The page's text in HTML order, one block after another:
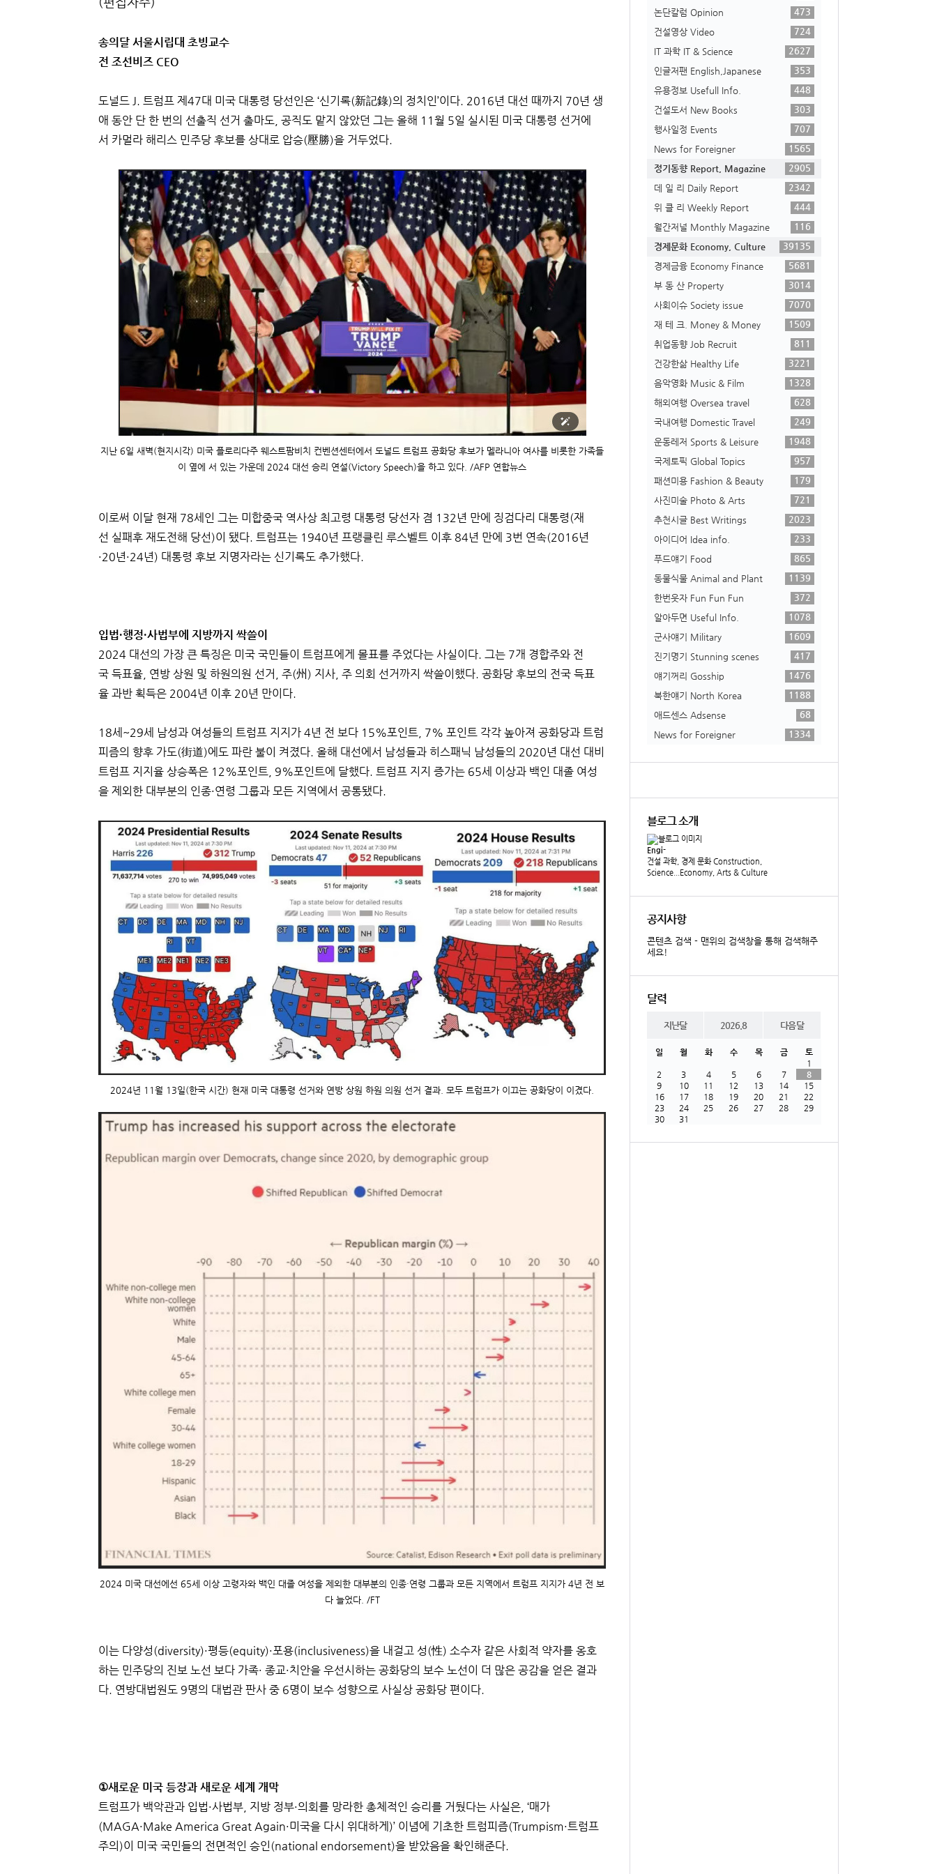
송의달 서울시립대 초빙교수
전 조선비즈 CEO
도널드 J. 트럼프 제47대 미국 대통령 당선인은 ‘신기록(新記錄)의 정치인’이다. 2016년 대선 때까지 70년 생
애 동안 단 한 번의 선출직 선거 출마도, 공직도 맡지 않았던 그는 올해 11월 5일 실시된 미국 대통령 선거에
서 카멀라 해리스 민주당 후보를 상대로 압승(壓勝)을 거두었다.
지난 6일 새벽(현지시각) 미국 플로리다주 웨스트팜비치 컨벤션센터에서 도널드 트럼프 공화당 후보가 멜라니아 여사를 비롯한 가족들
이 옆에 서 있는 가운데 2024 대선 승리 연설(Victory Speech)을 하고 있다. /AFP 연합뉴스
이로써 이달 현재 78세인 그는 미합중국 역사상 최고령 대통령 당선자 겸 132년 만에 징검다리 대통령(재
선 실패후 재도전해 당선)이 됐다. 트럼프는 1940년 프랭클린 루스벨트 이후 84년 만에 3번 연속(2016년
·20년·24년) 대통령 후보 지명자라는 신기록도 추가했다.
입법·행정·사법부에 지방까지 싹쓸이
2024 대선의 가장 큰 특징은 미국 국민들이 트럼프에게 몰표를 주었다는 사실이다. 그는 7개 경합주와 전
국 득표율, 연방 상원 및 하원의원 선거, 주(州) 지사, 주 의회 선거까지 싹쓸이했다. 공화당 후보의 전국 득표
율 과반 획득은 2004년 이후 20년 만이다.
18세~29세 남성과 여성들의 트럼프 지지가 4년 전 보다 15%포인트, 7% 포인트 각각 높아져 공화당과 트럼
피즘의 향후 가도(街道)에도 파란 불이 켜졌다. 올해 대선에서 남성들과 히스패닉 남성들의 2020년 대선 대비
트럼프 지지율 상승폭은 12%포인트, 9%포인트에 달했다. 트럼프 지지 증가는 65세 이상과 백인 대졸 여성
을 제외한 대부분의 인종·연령 그룹과 모든 지역에서 공통됐다.
2024년 11월 13일(한국 시간) 현재 미국 대통령 선거와 연방 상원 하원 의원 선거 결과. 모두 트럼프가 이끄는 공화당이 이겼다.
2024 미국 대선에선 65세 이상 고령자와 백인 대졸 여성을 제외한 대부분의 인종·연령 그룹과 모든 지역에서 트럼프 지지가 4년 전 보
다 늘었다. /FT
이는 다양성(diversity)·평등(equity)·포용(inclusiveness)을 내걸고 성(性) 소수자 같은 사회적 약자를 옹호
하는 민주당의 진보 노선 보다 가족· 종교·치안을 우선시하는 공화당의 보수 노선이 더 많은 공감을 얻은 결과
다. 연방대법원도 9명의 대법관 판사 중 6명이 보수 성향으로 사실상 공화당 편이다.
①새로운 미국 등장과 새로운 세계 개막
트럼프가 백악관과 입법·사법부, 지방 정부·의회를 망라한 총체적인 승리를 거뒀다는 사실은, ‘매가
(MAGA·Make America Great Again·미국을 다시 위대하게)’ 이념에 기초한 트럼피즘(Trumpism·트럼프
주의)이 미국 국민들의 전면적인 승인(national endorsement)을 받았음을 확인해준다.
논단칼럼 Opinion
473
건설영상 Video
724
IT 과학 IT & Science
2627
인글저팬 English,Japanese
353
유용정보 Usefull Info.
448
건설도서 New Books
303
행사일정 Events
707
News for Foreigner
1565
정기동향 Report, Magazine
2905
데 일 리 Daily Report
2342
위 클 리 Weekly Report
444
월간저널 Monthly Magazine
116
경제문화 Economy, Culture
39135
경제금융 Economy Finance
5681
부 동 산 Property
3014
사회이슈 Society issue
7070
재 테 크. Money & Money
1509
취업동향 Job Recruit
811
건강한삶 Healthy Life
3221
음악영화 Music & Film
1328
해외여행 Oversea travel
628
국내여행 Domestic Travel
249
운동레저 Sports & Leisure
1948
국제토픽 Global Topics
957
패션미용 Fashion & Beauty
179
사진미술 Photo & Arts
721
추천시글 Best Writings
2023
아이디어 Idea info.
233
푸드얘기 Food
865
동물식물 Animal and Plant
1139
한번웃자 Fun Fun Fun
372
알아두면 Useful Info.
1078
군사얘기 Military
1609
진기명기 Stunning scenes
417
얘기꺼리 Gosship
1476
북한얘기 North Korea
1188
애드센스 Adsense
68
News for Foreigner
1334
블로그 소개
Engi-
건설 과학, 경제 문화 Construction,
Science...Economy, Arts & Culture
공지사항
콘텐츠 검색 - 맨위의 검색창을 통해 검색해주
세요!
달력
지난달 2026.8 다음달
일 월 화 수 목 금
토
1
2
3 4 5 6 7
8
9
10 11 12 13 14
15
16
17 18 19 20 21
22
23
24 25 26 27 28
29
30
31